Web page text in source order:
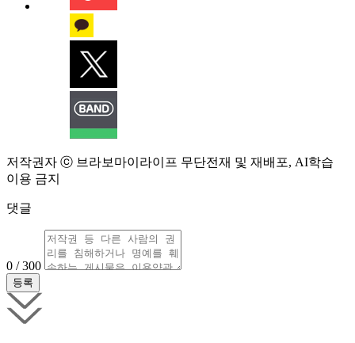
저작권자 ⓒ 브라보마이라이프 무단전재 및 재배포, AI학습
이용 금지
댓글
0 / 300